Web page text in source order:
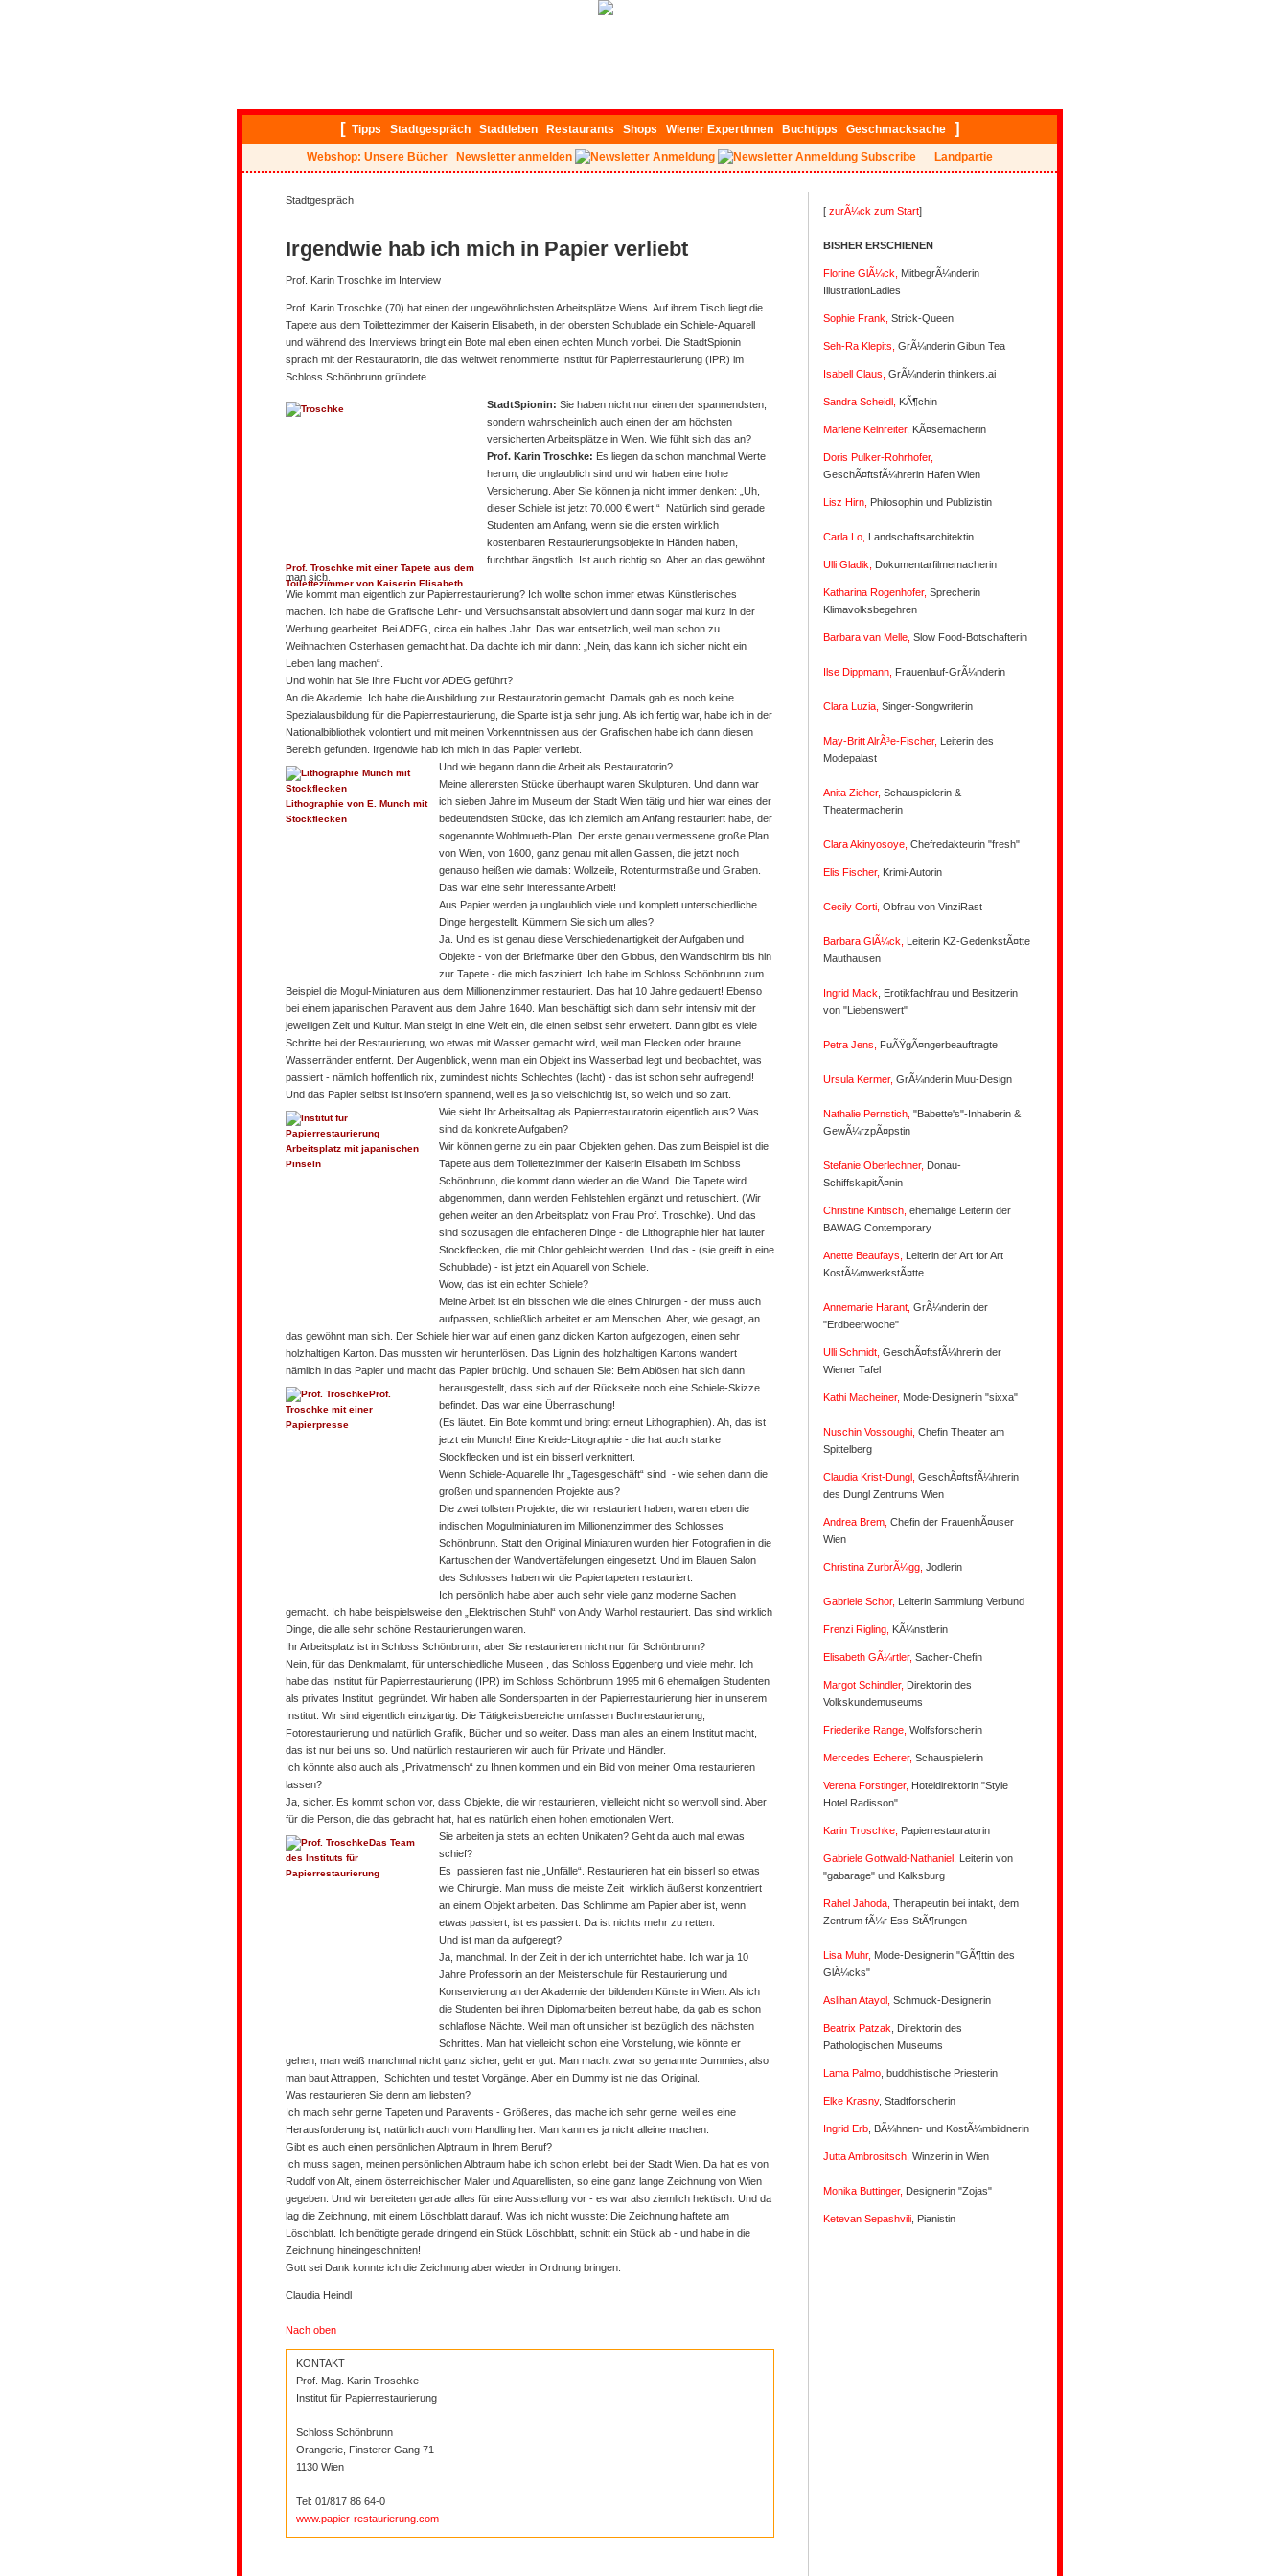
[ Tipps Stadtgespräch Stadtleben Restaurants Shops Wiener ExpertInnen Buchtipps Geschmacksache ]
Webshop: Unsere Bücher Newsletter anmelden Subscribe Landpartie
Stadtgespräch
Irgendwie hab ich mich in Papier verliebt
Prof. Karin Troschke im Interview
Prof. Karin Troschke (70) hat einen der ungewöhnlichsten Arbeitsplätze Wiens. Auf ihrem Tisch liegt die
Tapete aus dem Toilettezimmer der Kaiserin Elisabeth, in der obersten Schublade ein Schiele-Aquarell
und während des Interviews bringt ein Bote mal eben einen echten Munch vorbei. Die StadtSpionin
sprach mit der Restauratorin, die das weltweit renommierte Institut für Papierrestaurierung (IPR) im
Schloss Schönbrunn gründete.
Prof. Troschke mit einer Tapete aus dem
Toilettezimmer von Kaiserin Elisabeth
StadtSpionin: Sie haben nicht nur einen der spannendsten,
sondern wahrscheinlich auch einen der am höchsten
versicherten Arbeitsplätze in Wien. Wie fühlt sich das an?
Prof. Karin Troschke: Es liegen da schon manchmal Werte
herum, die unglaublich sind und wir haben eine hohe
Versicherung. Aber Sie können ja nicht immer denken: „Uh,
dieser Schiele ist jetzt 70.000 € wert.“ Natürlich sind gerade
Studenten am Anfang, wenn sie die ersten wirklich
kostenbaren Restaurierungsobjekte in Händen haben,
furchtbar ängstlich. Ist auch richtig so. Aber an das gewöhnt
man sich.
Wie kommt man eigentlich zur Papierrestaurierung? Ich wollte schon immer etwas Künstlerisches
machen. Ich habe die Grafische Lehr- und Versuchsanstalt absolviert und dann sogar mal kurz in der
Werbung gearbeitet. Bei ADEG, circa ein halbes Jahr. Das war entsetzlich, weil man schon zu
Weihnachten Osterhasen gemacht hat. Da dachte ich mir dann: „Nein, das kann ich sicher nicht ein
Leben lang machen“.
Und wohin hat Sie Ihre Flucht vor ADEG geführt?
An die Akademie. Ich habe die Ausbildung zur Restauratorin gemacht. Damals gab es noch keine
Spezialausbildung für die Papierrestaurierung, die Sparte ist ja sehr jung. Als ich fertig war, habe ich in der
Nationalbibliothek volontiert und mit meinen Vorkenntnissen aus der Grafischen habe ich dann diesen
Bereich gefunden. Irgendwie hab ich mich in das Papier verliebt.
Lithographie von E. Munch mit
Stockflecken
Und wie begann dann die Arbeit als Restauratorin?
Meine allerersten Stücke überhaupt waren Skulpturen. Und dann war
ich sieben Jahre im Museum der Stadt Wien tätig und hier war eines der
bedeutendsten Stücke, das ich ziemlich am Anfang restauriert habe, der
sogenannte Wohlmueth-Plan. Der erste genau vermessene große Plan
von Wien, von 1600, ganz genau mit allen Gassen, die jetzt noch
genauso heißen wie damals: Wollzeile, Rotenturmstraße und Graben.
Das war eine sehr interessante Arbeit!
Aus Papier werden ja unglaublich viele und komplett unterschiedliche
Dinge hergestellt. Kümmern Sie sich um alles?
Ja. Und es ist genau diese Verschiedenartigkeit der Aufgaben und
Objekte - von der Briefmarke über den Globus, den Wandschirm bis hin
zur Tapete - die mich fasziniert. Ich habe im Schloss Schönbrunn zum
Beispiel die Mogul-Miniaturen aus dem Millionenzimmer restauriert. Das hat 10 Jahre gedauert! Ebenso
bei einem japanischen Paravent aus dem Jahre 1640. Man beschäftigt sich dann sehr intensiv mit der
jeweiligen Zeit und Kultur. Man steigt in eine Welt ein, die einen selbst sehr erweitert. Dann gibt es viele
Schritte bei der Restaurierung, wo etwas mit Wasser gemacht wird, weil man Flecken oder braune
Wasserränder entfernt. Der Augenblick, wenn man ein Objekt ins Wasserbad legt und beobachtet, was
passiert - nämlich hoffentlich nix, zumindest nichts Schlechtes (lacht) - das ist schon sehr aufregend!
Und das Papier selbst ist insofern spannend, weil es ja so vielschichtig ist, so weich und so zart.
Arbeitsplatz mit japanischen
Pinseln
Wie sieht Ihr Arbeitsalltag als Papierrestauratorin eigentlich aus? Was
sind da konkrete Aufgaben?
Wir können gerne zu ein paar Objekten gehen. Das zum Beispiel ist die
Tapete aus dem Toilettezimmer der Kaiserin Elisabeth im Schloss
Schönbrunn, die kommt dann wieder an die Wand. Die Tapete wird
abgenommen, dann werden Fehlstehlen ergänzt und retuschiert. (Wir
gehen weiter an den Arbeitsplatz von Frau Prof. Troschke). Und das
sind sozusagen die einfacheren Dinge - die Lithographie hier hat lauter
Stockflecken, die mit Chlor gebleicht werden. Und das - (sie greift in eine
Schublade) - ist jetzt ein Aquarell von Schiele.
Wow, das ist ein echter Schiele?
Meine Arbeit ist ein bisschen wie die eines Chirurgen - der muss auch
aufpassen, schließlich arbeitet er am Menschen. Aber, wie gesagt, an
das gewöhnt man sich. Der Schiele hier war auf einen ganz dicken Karton aufgezogen, einen sehr
holzhaltigen Karton. Das mussten wir herunterlösen. Das Lignin des holzhaltigen Kartons wandert
nämlich in das Papier und macht das Papier brüchig. Und schauen Sie: Beim Ablösen hat
Prof.
Troschke mit einer
Papierpresse
sich dann
herausgestellt, dass sich auf der Rückseite noch eine Schiele-Skizze
befindet. Das war eine Überraschung!
(Es läutet. Ein Bote kommt und bringt erneut Lithographien). Ah, das ist
jetzt ein Munch! Eine Kreide-Litographie - die hat auch starke
Stockflecken und ist ein bisserl verknittert.
Wenn Schiele-Aquarelle Ihr „Tagesgeschäft“ sind - wie sehen dann die
großen und spannenden Projekte aus?
Die zwei tollsten Projekte, die wir restauriert haben, waren eben die
indischen Mogulminiaturen im Millionenzimmer des Schlosses
Schönbrunn. Statt den Original Miniaturen wurden hier Fotografien in die
Kartuschen der Wandvertäfelungen eingesetzt. Und im Blauen Salon
des Schlosses haben wir die Papiertapeten restauriert.
Ich persönlich habe aber auch sehr viele ganz moderne Sachen
gemacht. Ich habe beispielsweise den „Elektrischen Stuhl“ von Andy Warhol restauriert. Das sind wirklich
Dinge, die alle sehr schöne Restaurierungen waren.
Ihr Arbeitsplatz ist in Schloss Schönbrunn, aber Sie restaurieren nicht nur für Schönbrunn?
Nein, für das Denkmalamt, für unterschiedliche Museen , das Schloss Eggenberg und viele mehr. Ich
habe das Institut für Papierrestaurierung (IPR) im Schloss Schönbrunn 1995 mit 6 ehemaligen Studenten
als privates Institut gegründet. Wir haben alle Sondersparten in der Papierrestaurierung hier in unserem
Institut. Wir sind eigentlich einzigartig. Die Tätigkeitsbereiche umfassen Buchrestaurierung,
Fotorestaurierung und natürlich Grafik, Bücher und so weiter. Dass man alles an einem Institut macht,
das ist nur bei uns so. Und natürlich restaurieren wir auch für Private und Händler.
Ich könnte also auch als „Privatmensch“ zu Ihnen kommen und ein Bild von meiner Oma restaurieren
lassen?
Ja, sicher. Es kommt schon vor, dass Objekte, die wir restaurieren, vielleicht nicht so wertvoll sind. Aber
für die Person, die das gebracht hat, hat es natürlich einen hohen emotionalen Wert.
Das Team
des Instituts für
Papierrestaurierung
Sie arbeiten ja stets an echten Unikaten? Geht da auch mal etwas
schief?
Es passieren fast nie „Unfälle“. Restaurieren hat ein bisserl so etwas
wie Chirurgie. Man muss die meiste Zeit wirklich äußerst konzentriert
an einem Objekt arbeiten. Das Schlimme am Papier aber ist, wenn
etwas passiert, ist es passiert. Da ist nichts mehr zu retten.
Und ist man da aufgeregt?
Ja, manchmal. In der Zeit in der ich unterrichtet habe. Ich war ja 10
Jahre Professorin an der Meisterschule für Restaurierung und
Konservierung an der Akademie der bildenden Künste in Wien. Als ich
die Studenten bei ihren Diplomarbeiten betreut habe, da gab es schon
schlaflose Nächte. Weil man oft unsicher ist bezüglich des nächsten
Schrittes. Man hat vielleicht schon eine Vorstellung, wie könnte er
gehen, man weiß manchmal nicht ganz sicher, geht er gut. Man macht zwar so genannte Dummies, also
man baut Attrappen, Schichten und testet Vorgänge. Aber ein Dummy ist nie das Original.
Was restaurieren Sie denn am liebsten?
Ich mach sehr gerne Tapeten und Paravents - Größeres, das mache ich sehr gerne, weil es eine
Herausforderung ist, natürlich auch vom Handling her. Man kann es ja nicht alleine machen.
Gibt es auch einen persönlichen Alptraum in Ihrem Beruf?
Ich muss sagen, meinen persönlichen Albtraum habe ich schon erlebt, bei der Stadt Wien. Da hat es von
Rudolf von Alt, einem österreichischer Maler und Aquarellisten, so eine ganz lange Zeichnung von Wien
gegeben. Und wir bereiteten gerade alles für eine Ausstellung vor - es war also ziemlich hektisch. Und da
lag die Zeichnung, mit einem Löschblatt darauf. Was ich nicht wusste: Die Zeichnung haftete am
Löschblatt. Ich benötigte gerade dringend ein Stück Löschblatt, schnitt ein Stück ab - und habe in die
Zeichnung hineingeschnitten!
Gott sei Dank konnte ich die Zeichnung aber wieder in Ordnung bringen.
Claudia Heindl
Nach oben
KONTAKT
Prof. Mag. Karin Troschke
Institut für Papierrestaurierung
Schloss Schönbrunn
Orangerie, Finsterer Gang 71
1130 Wien
Tel: 01/817 86 64-0
www.papier-restaurierung.com
[ zurÃ¼ck zum Start]
BISHER ERSCHIENEN
Florine GlÃ¼ck,
MitbegrÃ¼nderin
IllustrationLadies
Sophie Frank, Strick-Queen
Seh-Ra Klepits, GrÃ¼nderin Gibun Tea
Isabell Claus, GrÃ¼nderin thinkers.ai
Sandra Scheidl, KÃ¶chin
Marlene Kelnreiter, KÃ¤semacherin
Doris Pulker-Rohrhofer,
GeschÃ¤ftsfÃ¼hrerin Hafen Wien
Lisz Hirn, Philosophin und Publizistin
Carla Lo, Landschaftsarchitektin
Ulli Gladik, Dokumentarfilmemacherin
Katharina Rogenhofer, Sprecherin
Klimavolksbegehren
Barbara van Melle, Slow Food-Botschafterin
Ilse Dippmann, Frauenlauf-GrÃ¼nderin
Clara Luzia, Singer-Songwriterin
May-Britt AlrÃ³e-Fischer, Leiterin des
Modepalast
Anita Zieher, Schauspielerin &
Theatermacherin
Clara Akinyosoye, Chefredakteurin "fresh"
Elis Fischer, Krimi-Autorin
Cecily Corti, Obfrau von VinziRast
Barbara GlÃ¼ck,
Leiterin KZ-GedenkstÃ¤tte
Mauthausen
Ingrid Mack , Erotikfachfrau und Besitzerin
von "Liebenswert"
Petra Jens, FuÃŸgÃ¤ngerbeauftragte
Ursula Kermer, GrÃ¼nderin Muu-Design
Nathalie Pernstich, "Babette's"-Inhaberin &
GewÃ¼rzpÃ¤pstin
Stefanie Oberlechner, Donau-
SchiffskapitÃ¤nin
Christine Kintisch, ehemalige Leiterin der
BAWAG Contemporary
Anette Beaufays,
Leiterin der Art for Art
KostÃ¼mwerkstÃ¤tte
Annemarie Harant, GrÃ¼nderin der
"Erdbeerwoche"
Ulli Schmidt, GeschÃ¤ftsfÃ¼hrerin der
Wiener Tafel
Kathi Macheiner, Mode-Designerin "sixxa"
Nuschin Vossoughi, Chefin Theater am
Spittelberg
Claudia Krist-Dungl, GeschÃ¤ftsfÃ¼hrerin
des Dungl Zentrums Wien
Andrea Brem, Chefin der FrauenhÃ¤user
Wien
Christina ZurbrÃ¼gg, Jodlerin
Gabriele Schor, Leiterin Sammlung Verbund
Frenzi Rigling, KÃ¼nstlerin
Elisabeth GÃ¼rtler, Sacher-Chefin
Margot Schindler, Direktorin des
Volkskundemuseums
Friederike Range, Wolfsforscherin
Mercedes Echerer, Schauspielerin
Verena Forstinger, Hoteldirektorin "Style
Hotel Radisson"
Karin Troschke, Papierrestauratorin
Gabriele Gottwald-Nathaniel, Leiterin von
"gabarage" und Kalksburg
Rahel Jahoda, Therapeutin bei intakt, dem
Zentrum fÃ¼r Ess-StÃ¶rungen
Lisa Muhr, Mode-Designerin "GÃ¶ttin des
GlÃ¼cks"
Aslihan Atayol, Schmuck-Designerin
Beatrix Patzak , Direktorin des
Pathologischen Museums
Lama Palmo , buddhistische Priesterin
Elke Krasny, Stadtforscherin
Ingrid Erb , BÃ¼hnen- und KostÃ¼mbildnerin
Jutta Ambrositsch , Winzerin in Wien
Monika Buttinger, Designerin "Zojas"
Ketevan Sepashvili , Pianistin